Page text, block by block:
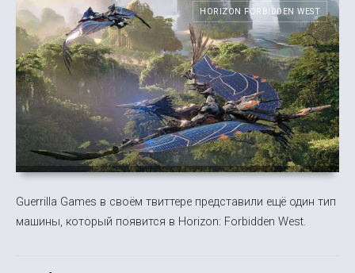
HORIZON FORBIDDEN WEST
Guerrilla Games в своём твиттере представили ещё один тип
машины, который появится в Horizon: Forbidden West.